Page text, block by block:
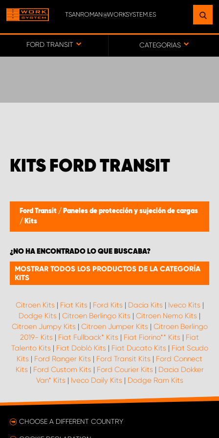
TSANROMAN@WORKSYSTEM.ES
FORD TRANSIT CATEGORIAS
KITS FORD TRANSIT
Ford Transit / Paneles de protección y sujeción de cargas
/ Kits
¿NO HA ENCONTRADO LO QUE BUSCABA?
MOSTRAR TODOS LOS PRODUCTOS DE LA CATEGORÍA
KITS
Citroen Kits | Fiat Kits | Ford Kits | Dacia Kits | Iveco Kits |
Dodge Kits | Citroen Berlingo Kits | Citroen Nemo Kits |
Citroen Jumpy Kits | Citroen Jumper Kits | Citroen Berlingo
2019- Kits | Fiat Fullback* Kits | Fiat Fiorino** Kits | Fiat
Talento Kits | Fiat Doblò Kits | Fiat Ducato Kits | Fiat Scudo
Kits | Ford Ranger Kits | Ford Transit Kits | Ford Connect
Kits | Ford Custom Kits | Ford Courier Kits | Dacia Dokker
Van* Kits | Iveco Daily Kits | Dodge Ram Kits
CHOOSE A DIFFERENT COUNTRY
ENCUENTRE UNA INSTALACIÓN
CERCA DE USTED